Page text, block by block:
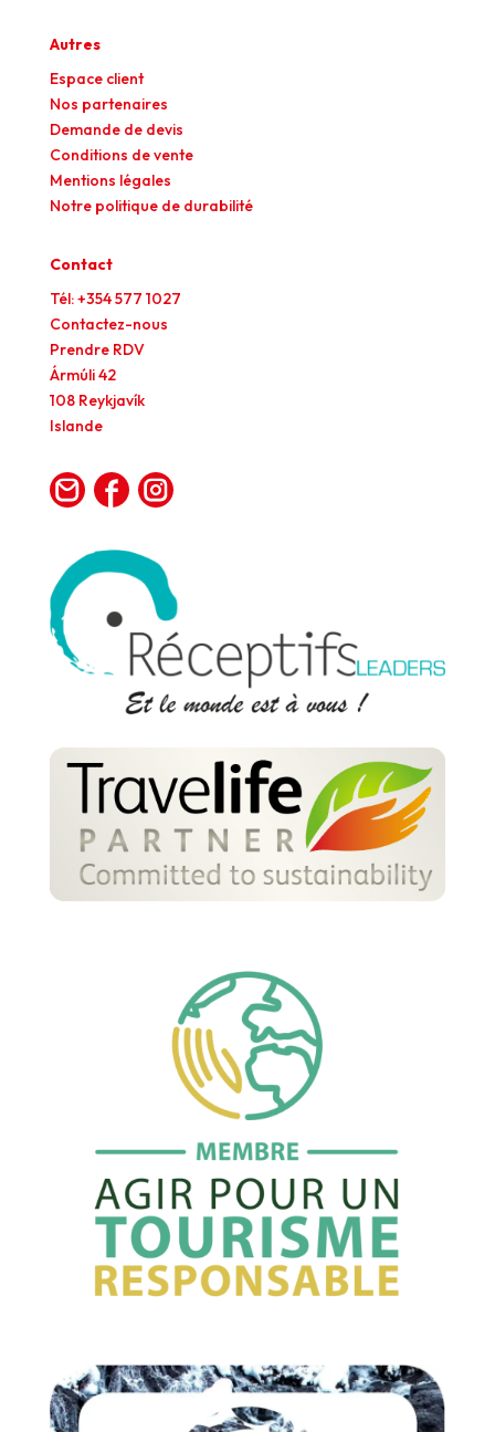
Autres
Espace client
Nos partenaires
Demande de devis
Conditions de vente
Mentions légales
Notre politique de durabilité
Contact
Tél: +354 577 1027
Contactez-nous
Prendre RDV
Ármúli 42
108 Reykjavík
Islande